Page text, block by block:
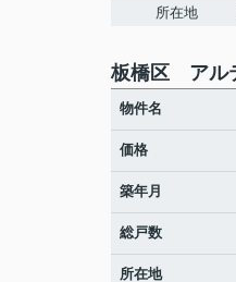
所在地
板橋区 アル
物件名
価格
築年月
総戸数
所在地